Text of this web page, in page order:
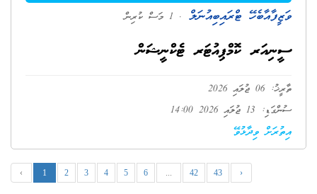
ވަޒީފާއާބެހޭ ޓްރައިބިއުނަލް . 1 މަސް ކުރިން
ސީނިއަރ ކޮމްޕިއުޓަރ ޓެކްނީޝަން
ތާރީޚު: 06 ޖުލައި 2026
ސުންގަޑި: 13 ޖުލައި 2026 14:00
އިތުރަށް ވިދާޅުވޭ
‹ 1 2 3 4 5 6 ... 42 43 ›